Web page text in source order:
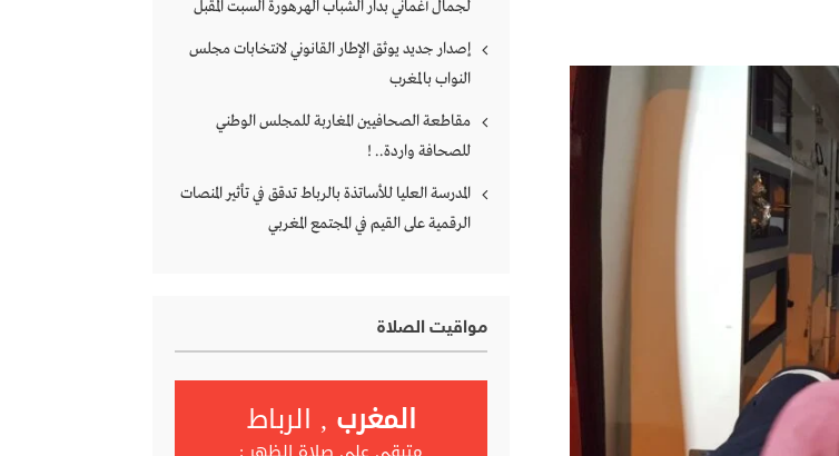
لجمال أغماني بدار الشباب الهرهورة السبت المقبل
إصدار جديد يوثق الإطار القانوني لانتخابات مجلس
النواب بالمغرب
مقاطعة الصحافيين المغاربة للمجلس الوطني
للصحافة واردة.. !
المدرسة العليا للأساتذة بالرباط تدقق في تأثير المنصات
الرقمية على القيم في المجتمع المغربي
مواقيت الصلاة